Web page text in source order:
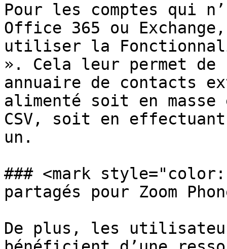
Pour les comptes qui
Office 365 ou
utiliser la
». Cela leur permet de
annuaire de contacts
alimenté soit en
CSV, soit en
un.
### <mark
partagés pour Zoom
De plus, les